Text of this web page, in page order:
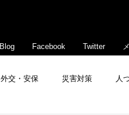
Blog Facebook Twitter
外交・安保 災害対策 人